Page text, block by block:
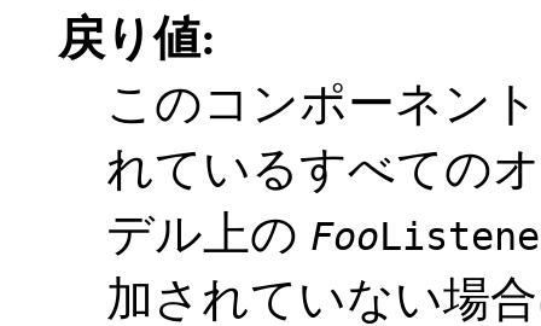
戻り値:
このコンポーネン
れているすべての
デル上の Foo
加されていない場